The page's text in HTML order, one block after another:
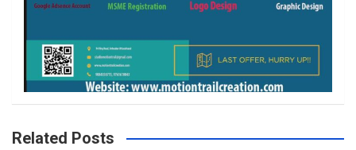
Related Posts